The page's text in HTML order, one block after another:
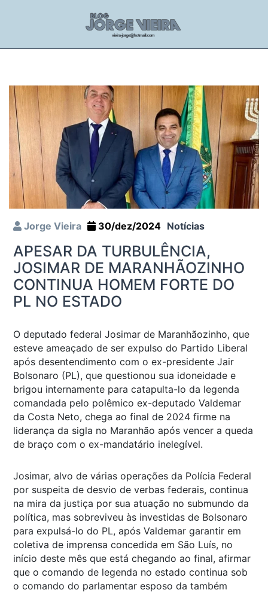
Jorge Vieira 30/dez/2024 Notícias
APESAR DA TURBULÊNCIA,
JOSIMAR DE MARANHÃOZINHO
CONTINUA HOMEM FORTE DO
PL NO ESTADO
O deputado federal Josimar de Maranhãozinho, que
esteve ameaçado de ser expulso do Partido Liberal
após desentendimento com o ex-presidente Jair
Bolsonaro (PL), que questionou sua idoneidade e
brigou internamente para catapulta-lo da legenda
comandada pelo polêmico ex-deputado Valdemar
da Costa Neto, chega ao final de 2024 firme na
liderança da sigla no Maranhão após vencer a queda
de braço com o ex-mandatário inelegível.
Josimar, alvo de várias operações da Polícia Federal
por suspeita de desvio de verbas federais, continua
na mira da justiça por sua atuação no submundo da
política, mas sobreviveu às investidas de Bolsonaro
para expulsá-lo do PL, após Valdemar garantir em
coletiva de imprensa concedida em São Luís, no
início deste mês que está chegando ao final, afirmar
que o comando de legenda no estado continua sob
o comando do parlamentar esposo da também